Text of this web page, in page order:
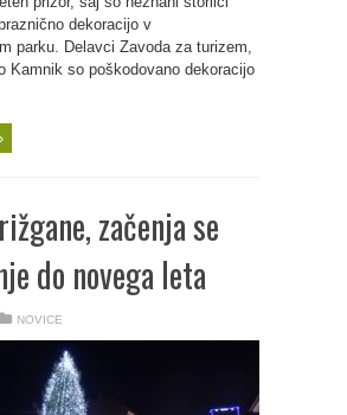
dekoracijo v
parku. Delavci Zavoda za turizem,
Kamnik so poškodovano dekoracijo
začenja se
do novega leta
NOVICE